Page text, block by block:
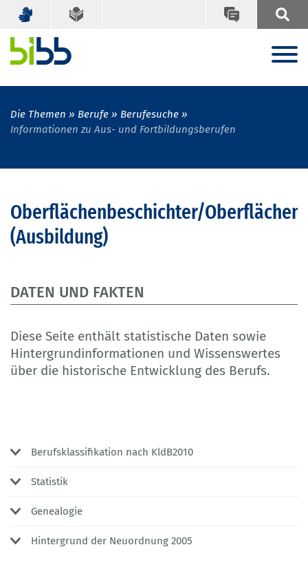
Die Themen Berufe
Berufesuche
Informationen zu Aus- und Fortbildungsberufen
Oberflächenbeschichter/
(Ausbildung)
DATEN UND FAKTEN
Diese Seite enthält statistische Daten sowie
Hintergrundinformationen und Wissenswertes
über die historische Entwicklung des Berufs.
Berufsklassifikation nach KldB2010
Statistik
Genealogie
Hintergrund der Neuordnung 2005